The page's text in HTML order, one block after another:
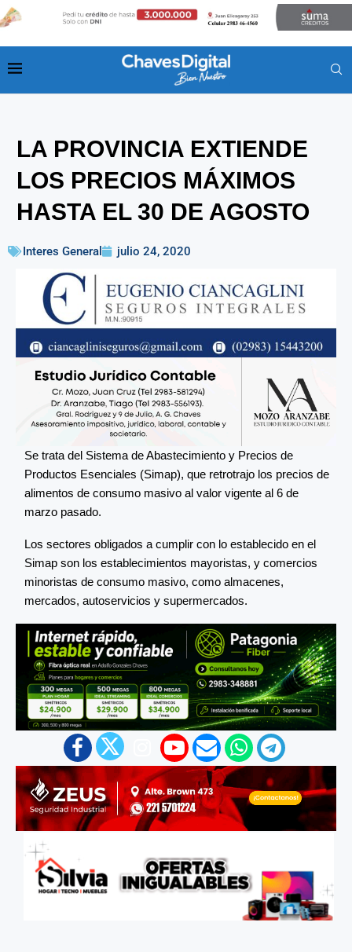
LA PROVINCIA EXTIENDE
LOS PRECIOS MÁXIMOS
HASTA EL 30 DE AGOSTO
Interes General julio 24, 2020
Se trata del Sistema de Abastecimiento y Precios de
Productos Esenciales (Simap), que retrotrajo los precios de
alimentos de consumo masivo al valor vigente al 6 de
marzo pasado.
Los sectores obligados a cumplir con lo establecido en el
Simap son los establecimientos mayoristas, y comercios
minoristas de consumo masivo, como almacenes,
mercados, autoservicios y supermercados.